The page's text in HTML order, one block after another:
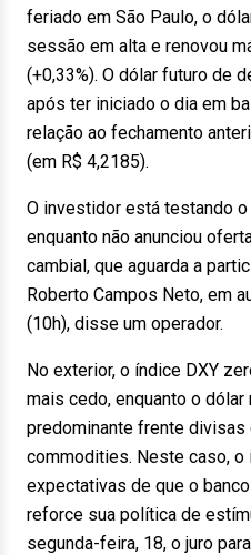
feriado em São Paulo, o
sessão em alta e renovou
(+0,33%). O dólar futuro de
após ter iniciado o dia em
relação ao fechamento
(em R$ 4,2185).
O investidor está testando o
enquanto não anunciou
cambial, que aguarda a
Roberto Campos Neto, em
(10h), disse um operador.
No exterior, o índice DXY
mais cedo, enquanto o
predominante frente
commodities. Neste caso,
expectativas de que o
reforce sua política de
segunda-feira, 18, o juro